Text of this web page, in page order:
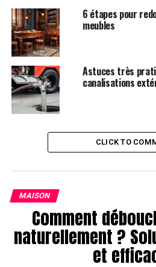
8.2 Œuvres
9. L’Importance de
9.1
9.2
10.1
1.
Bienvenue dans le monde
6 étapes pour
meubles
Astuces très
canalisations
CLICK TO
MAISON
Comment
naturellement ?
et